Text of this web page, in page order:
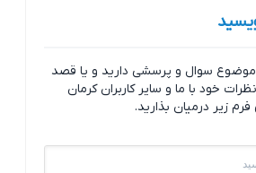
موضوع سوال و پرسشی دارید و یا قصد
خود با ما و سایر کاربران کرمان
زیر درمیان بذارید.